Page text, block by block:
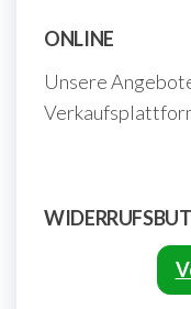
ONLINE
Unsere